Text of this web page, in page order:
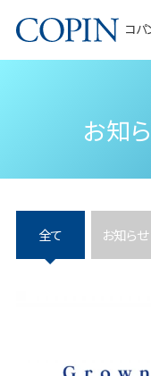
コ
お知
全て お知らせ